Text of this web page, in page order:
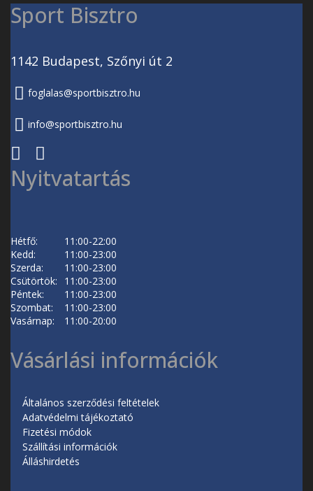
Sport Bisztro
1142 Budapest, Szőnyi út 2
foglalas@sportbisztro.hu
info@sportbisztro.hu
Nyitvatartás
Hétfő:
11:00-22:00
Kedd:
11:00-23:00
Szerda:
11:00-23:00
Csütörtök:
11:00-23:00
Péntek:
11:00-23:00
Szombat:
11:00-23:00
Vasárnap:
11:00-20:00
Vásárlási információk
Általános szerződési feltételek
Adatvédelmi tájékoztató
Fizetési módok
Szállítási információk
Álláshirdetés